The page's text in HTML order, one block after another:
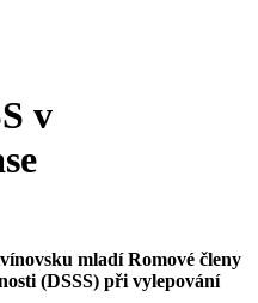
v
mladí Romové členy
(DSSS) při vylepování